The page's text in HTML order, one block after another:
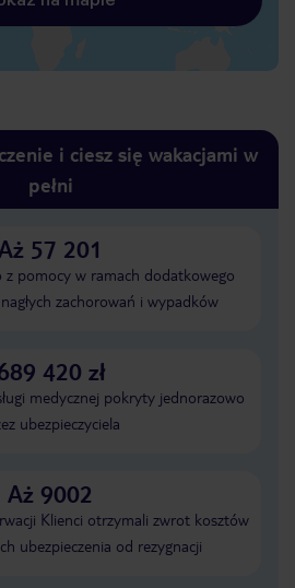
i ciesz się wakacjami w
pełni
57 201
z pomocy w ramach dodatkowego
zachorowań i wypadków
420 zł
medycznej pokryty jednorazowo
ubezpieczyciela
Aż 9002
Klienci otrzymali zwrot kosztów
ubezpieczenia od rezygnacji